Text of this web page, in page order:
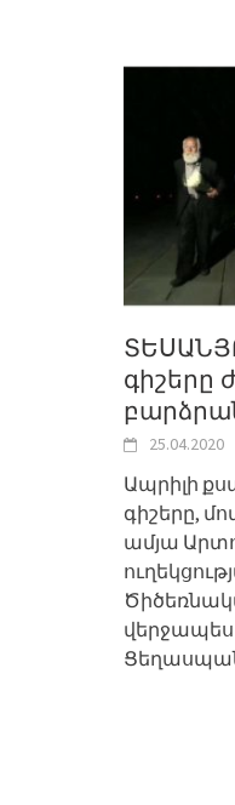
գիշերը
25.04.2020
Ապրիլի
գիշերը,
ամյա